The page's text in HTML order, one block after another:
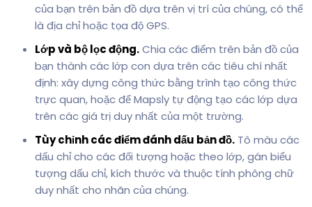
của bạn trên bản đồ dựa trên vị trí của chúng, có thể
là địa chỉ hoặc tọa độ GPS.
Lớp và bộ lọc động.Chia các điểm trên bản đồ của
bạn thành các lớp con dựa trên các tiêu chí nhất
định: xây dựng công thức bằng trình tạo công thức
trực quan, hoặc để Mapsly tự động tạo các lớp dựa
trên các giá trị duy nhất của một trường.
Tùy chỉnh các điểm đánh dấu bản đồ. Tô màu các
dấu chỉ cho các đối tượng hoặc theo lớp, gán biểu
tượng dấu chỉ, kích thước và thuộc tính phông chữ
duy nhất cho nhãn của chúng.